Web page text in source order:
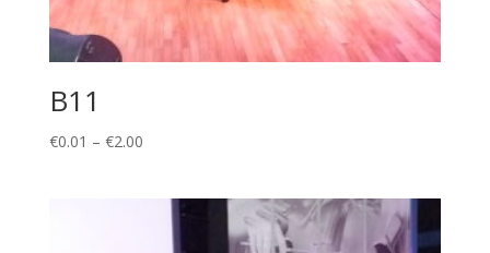
B11
€0.01 – €2.00Price
through
€2.00